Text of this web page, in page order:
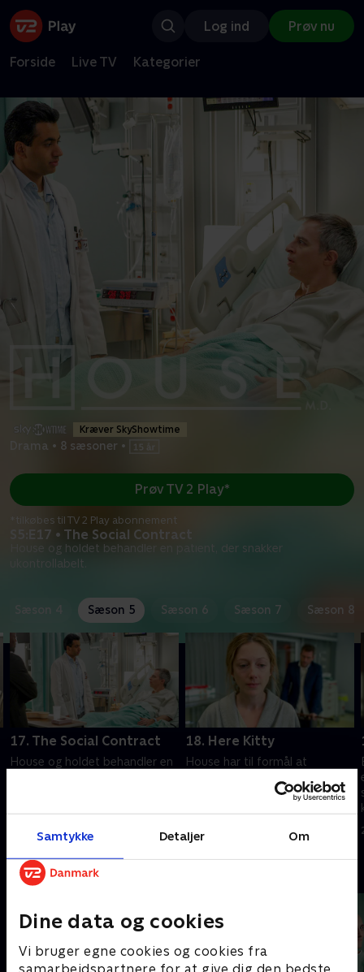
Samtykke Detaljer Om
Dine data og cookies
Vi bruger egne cookies og cookies fra
Log ind Prøv nu
Forside Live TV Kategorier
Kræver SkyShowtime
Drama • 8 sæsoner •
S5:E17 • The Social Contract
House og holdet behandler en patient, der snakker
ukontrollabelt.
Prøv TV 2 Play*
*tilkøbes til TV 2 Play abonnement
Sæson 5 Sæson 6 Sæson 7 Sæson 8
17. The Social Contract
House og holdet behandler en
20. september 2022 • 42 min
18. Here Kitty
House har til formål at
plejehjemsarbejder, der
20. september 2022 • 42 min
Andre så også